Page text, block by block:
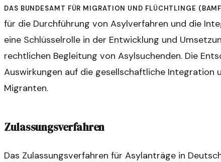
Das Bundesamt für Migration und Flüchtlinge
für die Durchführung von Asylverfahren und die
eine Schlüsselrolle in der Entwicklung und
rechtlichen Begleitung von Asylsuchenden. Die
Auswirkungen auf die gesellschaftliche Integration
Migranten.
Zulassungsverfahren
Das Zulassungsverfahren für Asylanträge in